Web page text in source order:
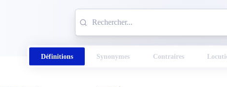
Définitions Synonymes Contraires